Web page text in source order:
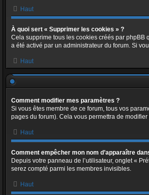
Haut
À quoi sert « Supprimer les cookies » ?
Cela supprime tous les cookies créés par phpBB
a été activé par un administrateur du forum. Si
Haut
Comment modifier mes paramètres ?
Si vous êtes membre de ce forum, tous vos
pages du forum). Cela vous permettra de
Haut
Comment empêcher mon nom d’apparaître
Depuis votre panneau de l’utilisateur, onglet «
serez compté parmi les membres invisibles.
Haut